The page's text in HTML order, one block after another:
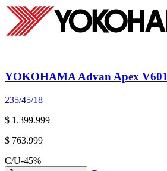
YOKOHAMA Advan Apex V601
235/45/18
$ 1.399.999
$ 763.999
C/U-45%